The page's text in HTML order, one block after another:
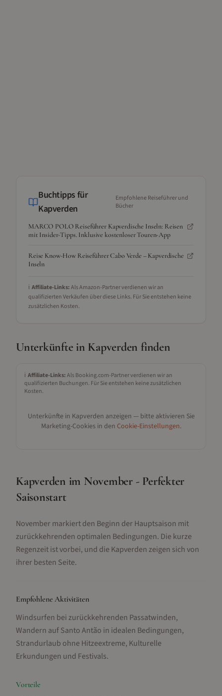
Buchtipps für
Kapverden
Empfohlene Reiseführer und
Bücher
MARCO POLO Reiseführer Kapverdische Inseln: Reisen
mit Insider-Tipps. Inklusive kostenloser Touren-App
Reise Know-How Reiseführer Cabo Verde – Kapverdische
Inseln
ℹ️ Affiliate-Links:Als Amazon-Partner verdienen wir an
qualifizierten Verkäufen über diese Links. Für Sie entstehen keine
zusätzlichen Kosten.
Unterkünfte in Kapverden finden
ℹ️ Affiliate-Links:Als Booking.com-Partner verdienen wir an
qualifizierten Buchungen. Für Sie entstehen keine zusätzlichen
Kosten.
Unterkünfte in Kapverden anzeigen — bitte aktivieren Sie
Marketing-Cookies in den Cookie-Einstellungen.
Kapverden im November - Perfekter
Saisonstart
November markiert den Beginn der Hauptsaison mit
zurückkehrenden optimalen Bedingungen. Die kurze
Regenzeit ist vorbei, und die Kapverden zeigen sich von
ihrer besten Seite.
Empfohlene Aktivitäten
Windsurfen bei zurückkehrenden Passatwinden,
Wandern auf Santo Antão in idealen Bedingungen,
Strandurlaub ohne Hitzeextreme, Kulturelle
Erkundungen und Festivals.
Vorteile